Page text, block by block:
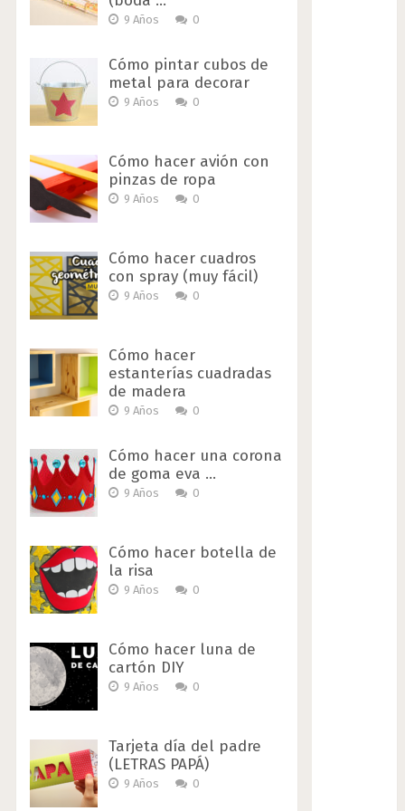
9 Años 0
Cómo pintar cubos de
metal para decorar
9 Años 0
Cómo hacer avión con
pinzas de ropa
9 Años 0
Cómo hacer cuadros
con spray (muy fácil)
9 Años 0
Cómo hacer
estanterías cuadradas
de madera
9 Años 0
Cómo hacer una corona
de goma eva …
9 Años 0
Cómo hacer botella de
la risa
9 Años 0
Cómo hacer luna de
cartón DIY
9 Años 0
Tarjeta día del padre
(LETRAS PAPÁ)
9 Años 0